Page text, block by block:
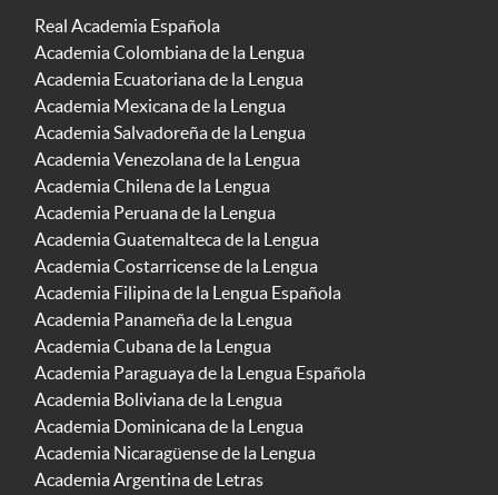
Real Academia Española
Academia Colombiana de la Lengua
Academia Ecuatoriana de la Lengua
Academia Mexicana de la Lengua
Academia Salvadoreña de la Lengua
Academia Venezolana de la Lengua
Academia Chilena de la Lengua
Academia Peruana de la Lengua
Academia Guatemalteca de la Lengua
Academia Costarricense de la Lengua
Academia Filipina de la Lengua Española
Academia Panameña de la Lengua
Academia Cubana de la Lengua
Academia Paraguaya de la Lengua Española
Academia Boliviana de la Lengua
Academia Dominicana de la Lengua
Academia Nicaragüense de la Lengua
Academia Argentina de Letras